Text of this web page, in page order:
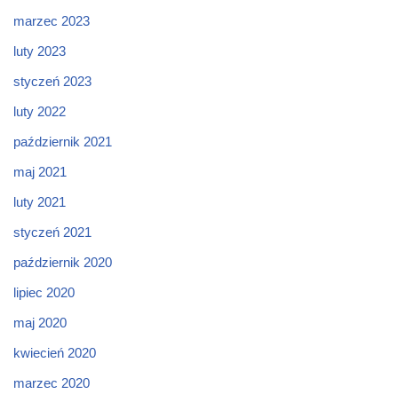
marzec 2023
luty 2023
styczeń 2023
luty 2022
październik 2021
maj 2021
luty 2021
styczeń 2021
październik 2020
lipiec 2020
maj 2020
kwiecień 2020
marzec 2020